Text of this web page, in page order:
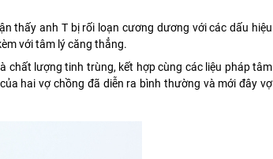
thấy anh T bị rối loạn cương dương với các dấu hiệu
với tâm lý căng thẳng.
chất lượng tinh trùng, kết hợp cùng các liệu pháp tâm
hai vợ chồng đã diễn ra bình thường và mới đây vợ